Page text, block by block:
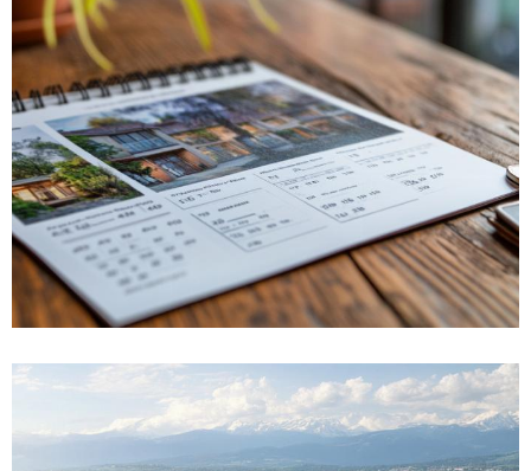
Sélectionnez un calendrier photo pour
valoriser vos biens immobiliers tout au
long de l’année